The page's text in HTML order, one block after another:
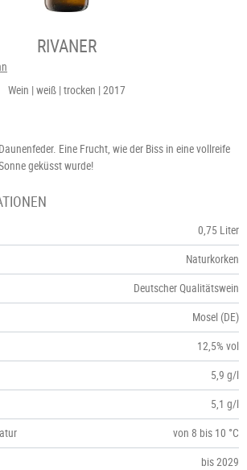
RIVANER
Wein weiß trocken 2017
Eine Frucht, wie der Biss in eine vollreife
geküsst wurde!
0,75 Liter
Naturkorken
Deutscher Qualitätswein
Mosel (DE)
12,5% vol
5,9 g/l
5,1 g/l
von 8 bis 10 °C
bis 2029